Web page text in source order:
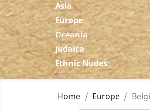
Asia
Europe
Oceania
Judaica
Ethnic Nudes
Home Europe